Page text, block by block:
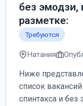
без эмодзи,
разметке:
Требуются
Натания
Ниже
список
спинтакса и без